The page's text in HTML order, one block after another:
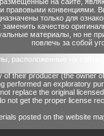
конвенциями.
только для
качество
материалы, но не
повлечь за собой
расположенные на сайте
their producer (the owner
performed an exploratory
replace the original
not get the proper license
posted on the website